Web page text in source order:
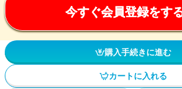
今すぐ会員登録をす
購入手続きに進む
カートに入れる